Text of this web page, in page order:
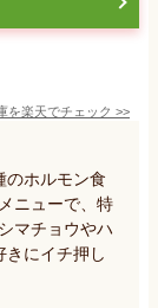
を楽天でチェック >>
のホルモン食
ニューで、特
マチョウやハ
きにイチ押し